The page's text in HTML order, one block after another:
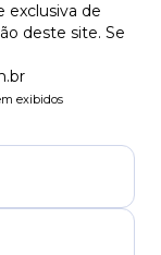
exclusiva de
deste site. Se
exibidos